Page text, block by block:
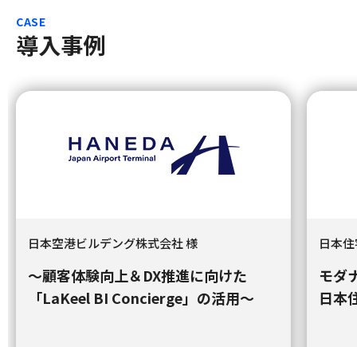
CASE
導入事例
日本空港ビルデング株式会社 様
～顧客体験向上＆DX推進に向けた
「LaKeel BI Concierge」の活用～
日本
モダ
日本